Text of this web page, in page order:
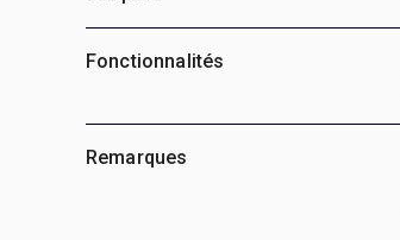
Fonctionnalités
Remarques